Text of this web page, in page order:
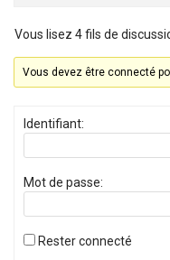
Vous lisez 4 fils de
Vous devez être connecté
Identifiant:
Mot de passe:
Rester connecté